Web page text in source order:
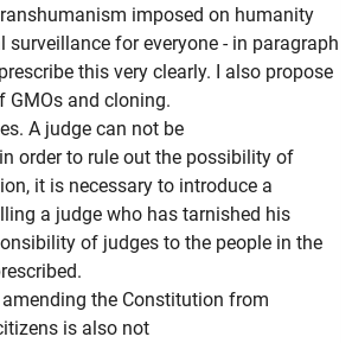
imposed on humanity
surveillance for everyone - in paragraph
this very clearly.
I also propose
GMOs and cloning.
A judge can not be
in order to rule out the possibility of
it is necessary to introduce a
a judge who has tarnished his
of judges to the people in the
the Constitution from
is also not